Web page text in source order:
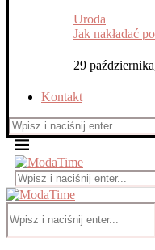
Uroda
Jak nakładać
29
Kontakt